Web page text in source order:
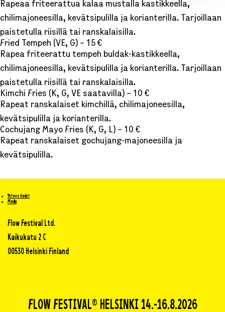
Rapeaa friteerattua kalaa mustalla kastikkeella,
chilimajoneesilla, kevätsipulilla ja korianterilla. Tarjoillaan
paistetulla riisillä tai ranskalaisilla.
Fried Tempeh (VE, G) – 15 €
Rapea friteerattu tempeh buldak-kastikkeella,
chilimajoneesilla, kevätsipulilla ja korianterilla. Tarjoillaan
paistetulla riisillä tai ranskalaisilla.
Kimchi Fries (K, G, VE saatavilla) – 10 €
Rapeat ranskalaiset kimchillä, chilimajoneesilla,
kevätsipulilla ja korianterilla.
Cochujang Mayo Fries (K, G, L) – 10 €
Rapeat ranskalaiset gochujang-majoneesilla ja
kevätsipulilla.
Yhteystiedot
Media
Flow Festival Ltd.
Kaikukatu 2 C
00530 Helsinki Finland
FLOW FESTIVAL® HELSINKI 14.-16.8.2026